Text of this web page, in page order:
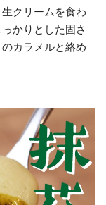
クリームを食わ
かりとした固さ
カラメルと絡め